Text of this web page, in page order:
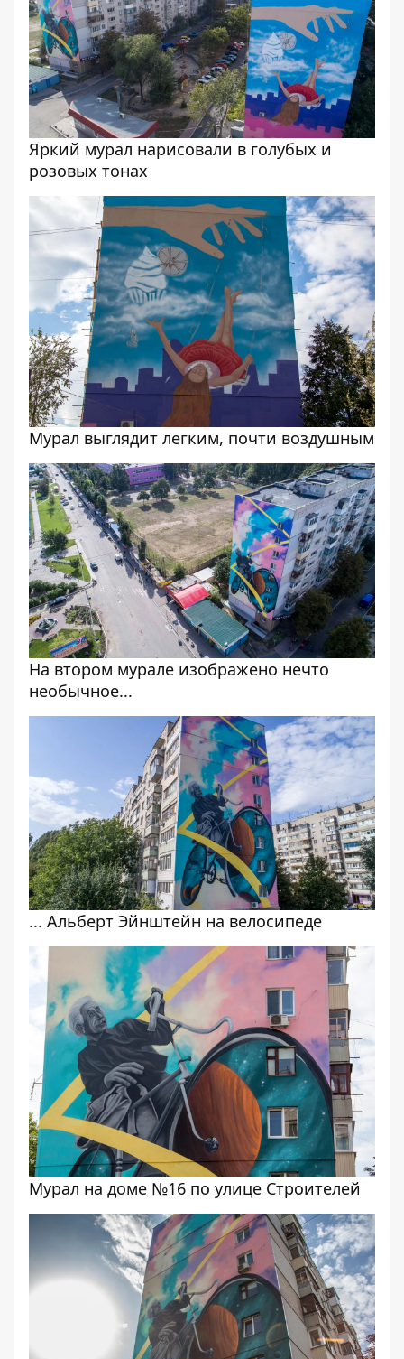
Яркий мурал нарисовали в голубых и
розовых тонах
Мурал выглядит легким, почти воздушным
На втором мурале изображено нечто
необычное...
... Альберт Эйнштейн на велосипеде
Мурал на доме №16 по улице Строителей